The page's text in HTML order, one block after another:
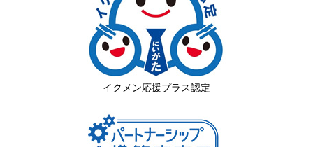
イクメン応援プラス認定